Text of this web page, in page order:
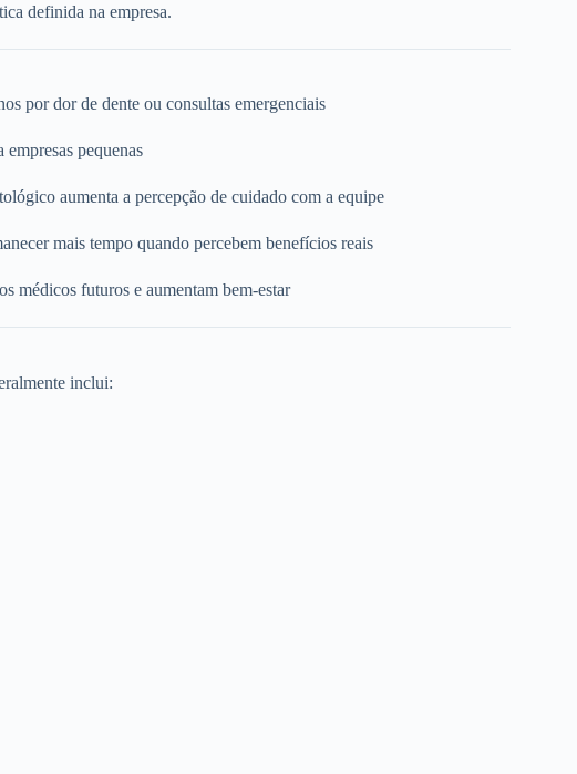
definida na empresa.
por dor de dente ou consultas emergenciais
pequenas
aumenta a percepção de cuidado com a equipe
mais tempo quando percebem benefícios reais
médicos futuros e aumentam bem-estar
inclui: